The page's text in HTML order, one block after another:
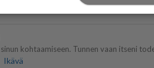
Ikävä